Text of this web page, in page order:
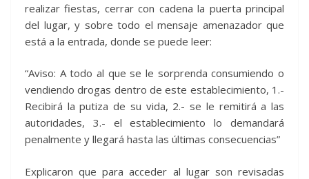
realizar fiestas, cerrar con cadena la puerta principal
del lugar, y sobre todo el mensaje amenazador que
está a la entrada, donde se puede leer:
“Aviso: A todo al que se le sorprenda consumiendo o
vendiendo drogas dentro de este establecimiento, 1.-
Recibirá la putiza de su vida, 2.- se le remitirá a las
autoridades, 3.- el establecimiento lo demandará
penalmente y llegará hasta las últimas consecuencias”
Explicaron que para acceder al lugar son revisadas